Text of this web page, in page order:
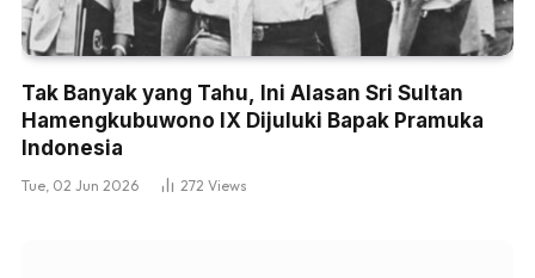
Tak Banyak yang Tahu, Ini Alasan Sri Sultan
Hamengkubuwono IX Dijuluki Bapak Pramuka
Indonesia
Tue, 02 Jun 2026 272 Views